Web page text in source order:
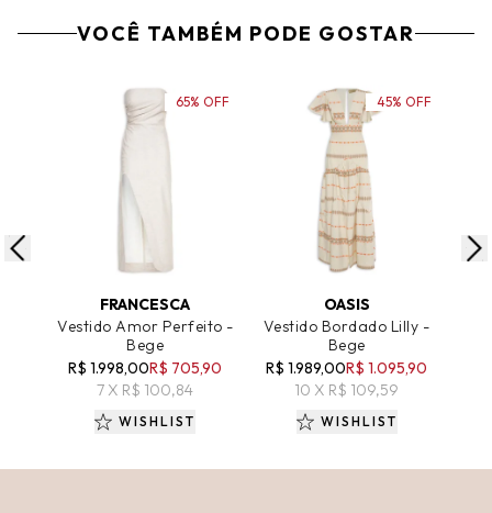
VOCÊ TAMBÉM PODE GOSTAR
ADICIONAR AO CARRINHO
FRANCESCA
Vestido Amor Perfeito -
Bege
R$ 1.998,00R$ 705,90
7 X R$ 100,84
65% OFF
WISHLIST
ADICIONAR AO CARRINHO
OASIS
Vestido Bordado Lilly -
Bege
R$ 1.989,00R$ 1.095,90
10 X R$ 109,59
45% OFF
WISHLIST